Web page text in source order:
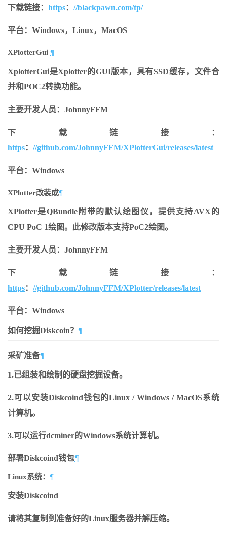
下载链接： https： //blackpawn.com/tp/
平台：Windows，Linux，MacOS
XPlotterGui ¶
XplotterGui是Xplotter的GUI版本，具有SSD缓存，文件合
并和POC2转换功能。
主要开发人员：JohnnyFFM
下载链接：
https： //github.com/JohnnyFFM/XPlotterGui/releases/latest
平台：Windows
XPlotter改装成¶
XPlotter是QBundle附带的默认绘图仪，提供支持AVX的
CPU PoC 1绘图。此修改版本支持PoC2绘图。
主要开发人员：JohnnyFFM
下载链接：
https： //github.com/JohnnyFFM/XPlotter/releases/latest
平台：Windows
如何挖掘Diskcoin？ ¶
采矿准备¶
1.已组装和绘制的硬盘挖掘设备。
2.可以安装Diskcoind钱包的Linux / Windows / MacOS系统
计算机。
3.可以运行dcminer的Windows系统计算机。
部署Diskcoind钱包¶
Linux系统： ¶
安装Diskcoind
请将其复制到准备好的Linux服务器并解压缩。